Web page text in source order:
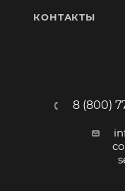
КОНТАКТЫ
8 (800)